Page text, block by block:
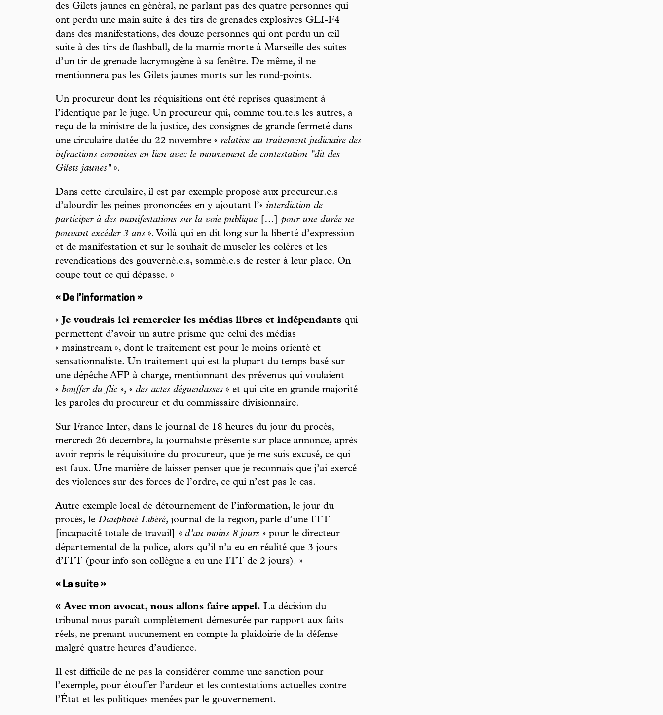
des Gilets jaunes en général, ne parlant pas des quatre personnes qui
ont perdu une main suite à des tirs de grenades explosives GLI-F4
dans des manifestations, des douze personnes qui ont perdu un œil
suite à des tirs de flashball, de la mamie morte à Marseille des suites
d’un tir de grenade lacrymogène à sa fenêtre. De même, il ne
mentionnera pas les Gilets jaunes morts sur les rond-points.
Un procureur dont les réquisitions ont été reprises quasiment à
l’identique par le juge. Un procureur qui, comme tou.te.s les autres, a
reçu de la ministre de la justice, des consignes de grande fermeté dans
une circulaire datée du 22 novembre « relative au traitement judiciaire des
infractions commises en lien avec le mouvement de contestation "dit des
Gilets jaunes"».
Dans cette circulaire, il est par exemple proposé aux procureur.e.s
d’alourdir les peines prononcées en y ajoutant l’« interdiction de
participer à des manifestations sur la voie publique […] pour une durée ne
pouvant excéder 3 ans ». Voilà qui en dit long sur la liberté d’expression
et de manifestation et sur le souhait de museler les colères et les
revendications des gouverné.e.s, sommé.e.s de rester à leur place. On
coupe tout ce qui dépasse. »
« De l’information »
«Je voudrais ici remercier les médias libres et indépendants qui
permettent d’avoir un autre prisme que celui des médias
« mainstream », dont le traitement est pour le moins orienté et
sensationnaliste. Un traitement qui est la plupart du temps basé sur
une dépêche AFP à charge, mentionnant des prévenus qui voulaient
« bouffer du flic », « des actes dégueulasses » et qui cite en grande majorité
les paroles du procureur et du commissaire divisionnaire.
Sur France Inter, dans le journal de 18 heures du jour du procès,
mercredi 26 décembre, la journaliste présente sur place annonce, après
avoir repris le réquisitoire du procureur, que je me suis excusé, ce qui
est faux. Une manière de laisser penser que je reconnais que j’ai exercé
des violences sur des forces de l’ordre, ce qui n’est pas le cas.
Autre exemple local de détournement de l’information, le jour du
procès, le Dauphiné Libéré, journal de la région, parle d’une ITT
[incapacité totale de travail] « d’au moins 8 jours » pour le directeur
départemental de la police, alors qu’il n’a eu en réalité que 3 jours
d’ITT (pour info son collègue a eu une ITT de 2 jours). »
« La suite »
« Avec mon avocat, nous allons faire appel. La décision du
tribunal nous paraît complètement démesurée par rapport aux faits
réels, ne prenant aucunement en compte la plaidoirie de la défense
malgré quatre heures d’audience.
Il est difficile de ne pas la considérer comme une sanction pour
l’exemple, pour étouffer l’ardeur et les contestations actuelles contre
l’État et les politiques menées par le gouvernement.